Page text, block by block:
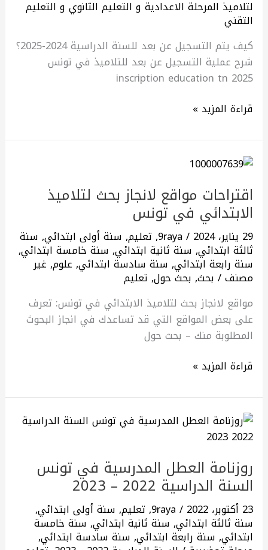
لتلاميذ المرحلة الاعدادية و التعليم الثانوي و التعليم
التقني
كيف يتم التسجيل عن بعد للسنة الدراسية 2024-2025؟
شرح عملية التسجيل عن بعد للتلاميذ في تونس
inscription education tn 2025
قراءة المزيد »
اقتراحات مواقع لانجاز بحث لتلاميذ
الابتدائي في تونس
29 يناير، 2024 /
9raya
, تعليم, سنة أولى ابتدائي, سنة
ثالثة ابتدائي, سنة ثانية ابتدائي, سنة خامسة ابتدائي,
سنة رابعة ابتدائي, سنة سادسة ابتدائي, علوم, غير
مصنف/ بحث, بحث حول, تعليم
مواقع لانجاز بحث لتلاميذ الابتدائي في تونس: تعرف
على بعض المواقع التي قد تساعدك في انجاز البحوث
المطلوبة منك – بحث حول
اقتراحات
لانجاز
بحث
الابتدائي
في
تونس
قراءة المزيد »
روزنامة العطل المدرسية في تونس
السنة الدراسية 2022 – 2023
23 أكتوبر، 2022 /
9raya
, تعليم, سنة أولى ابتدائي,
سنة ثالثة ابتدائي, سنة ثانية ابتدائي, سنة خامسة
ابتدائي, سنة رابعة ابتدائي, سنة سادسة ابتدائي,
روزنامة
العطل
في
تونس
السنة
الدراسية
2022